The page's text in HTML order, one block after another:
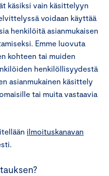
käsiksi vain käsittelyyn
voidaan käyttää
henkilöitä asianmukaisen
Emme luovuta
kohteen tai muiden
henkilöllisyydestä
asianmukainen käsittely
tai muita vastaavia
ilmoituskanavan